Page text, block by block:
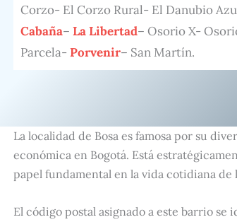
Corzo- El Corzo Rural- El Danubio
Cabaña– La Libertad– Osorio X-
Parcela- Porvenir– San Martín.
La localidad de Bosa es famosa por su
económica en Bogotá. Está
papel fundamental en la vida cotidiana de
El código postal asignado a este barrio se